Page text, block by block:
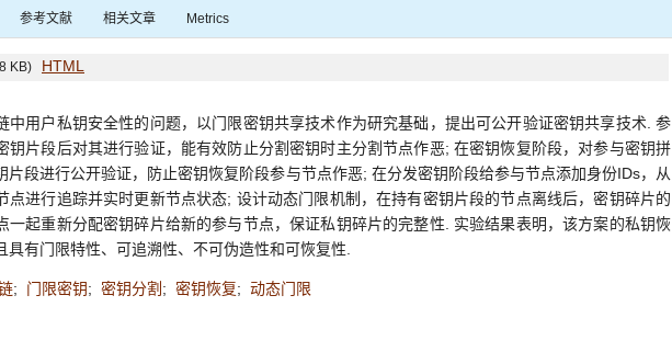
参考文献 相关文章 Metrics
KB) HTML
中用户私钥安全性的问题，以门限密钥共享技术作为研究基础，提出可公开验证密钥共享技术. 参
钥片段后对其进行验证，能有效防止分割密钥时主分割节点作恶; 在密钥恢复阶段，对参与密钥拼
片段进行公开验证，防止密钥恢复阶段参与节点作恶; 在分发密钥阶段给参与节点添加身份IDs，从
点进行追踪并实时更新节点状态; 设计动态门限机制，在持有密钥片段的节点离线后，密钥碎片的
一起重新分配密钥碎片给新的参与节点，保证私钥碎片的完整性. 实验结果表明，该方案的私钥恢
具有门限特性、可追溯性、不可伪造性和可恢复性.
; 门限密钥; 密钥分割 ; 密钥恢复; 动态门限